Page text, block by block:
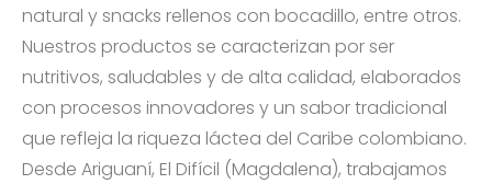
natural y snacks rellenos con bocadillo, entre otros.
Nuestros productos se caracterizan por ser
nutritivos, saludables y de alta calidad, elaborados
con procesos innovadores y un sabor tradicional
que refleja la riqueza láctea del Caribe colombiano.
Desde Ariguaní, El Difícil (Magdalena), trabajamos